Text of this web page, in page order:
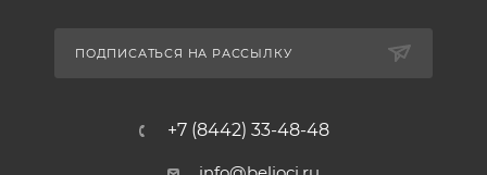
ПОДПИСАТЬСЯ НА РАССЫЛКУ
+7 (8442) 33-48-48